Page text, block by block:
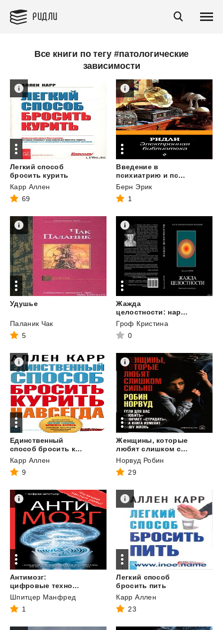
РИДЛИ
Все книги по тегу #патологические
зависимости
Легкий способ
бросить курить
Карр Аллен
69
Введение в
психиатрию и психоанализ для непосвященных
Берн Эрик
1
Удушье
Паланик Чак
5
Жажда
целостности: наркомания и духовный кризис
Гроф Кристина
0
Единственный
способ бросить курить навсегда
Карр Аллен
9
Женщины, которые
любят слишком сильно
Норвуд Робин
29
Антимозг:
цифровые технологии и мозг
Шпитцер Манфред
1
Легкий способ
бросить пить
Карр Аллен
23